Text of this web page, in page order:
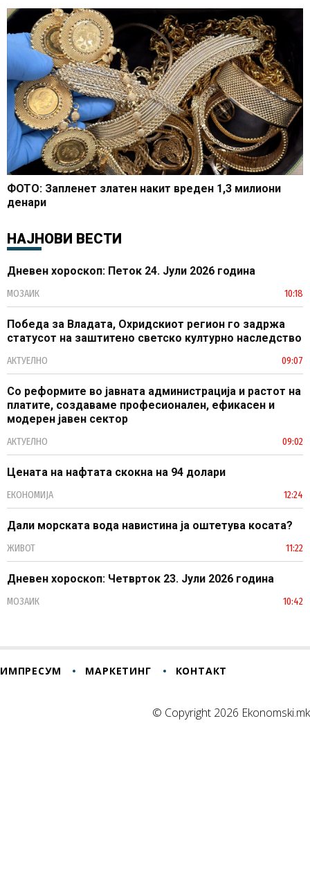
ФОТО: Запленет златен накит вреден 1,3 милиони
денари
НАЈНОВИ ВЕСТИ
Дневен хороскоп: Петок 24. Јули 2026 година
МОЗАИК 10:18
Победа за Владата, Охридскиот регион го задржа
статусот на заштитено светско културно наследство
АКТУЕЛНО 09:07
Со реформите во јавната администрација и растот на
платите, создаваме професионален, ефикасен и
модерен јавен сектор
АКТУЕЛНО 09:02
Цената на нафтата скокна на 94 долари
ЕКОНОМИЈА 12:24
Дали морската вода навистина ја оштетува косата?
ЖИВОТ 11:22
Дневен хороскоп: Четврток 23. Јули 2026 година
МОЗАИК 10:42
ИМПРЕСУМ МАРКЕТИНГ КОНТАКТ
© Copyright 2026 Ekonomski.mk